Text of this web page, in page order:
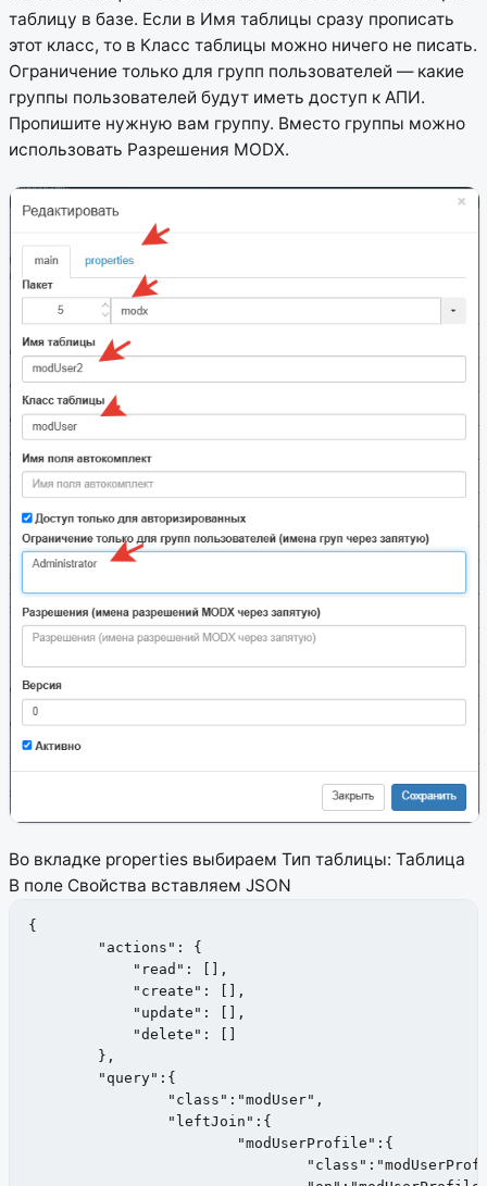
таблицу в базе. Если в Имя таблицы сразу прописать
этот класс, то в Класс таблицы можно ничего не писать.
Ограничение только для групп пользователей — какие
группы пользователей будут иметь доступ к АПИ.
Пропишите нужную вам группу. Вместо группы можно
использовать Разрешения MODX.
Во вкладке properties выбираем Тип таблицы: Таблица
В поле Свойства вставляем JSON
{
        "actions": {
            "read": [],
            "create": [],
            "update": [],
        },